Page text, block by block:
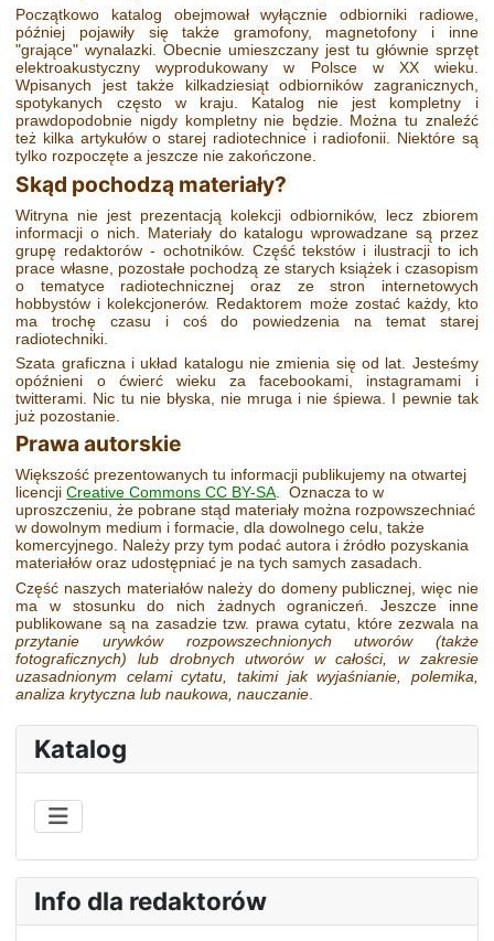
Początkowo katalog obejmował wyłącznie odbiorniki radiowe,
później pojawiły się także gramofony, magnetofony i inne
"grające" wynalazki. Obecnie umieszczany jest tu głównie sprzęt
elektroakustyczny wyprodukowany w Polsce w XX wieku.
Wpisanych jest także kilkadziesiąt odbiorników zagranicznych,
spotykanych często w kraju. Katalog nie jest kompletny i
prawdopodobnie nigdy kompletny nie będzie. Można tu znaleźć
też kilka artykułów o starej radiotechnice i radiofonii. Niektóre są
tylko rozpoczęte a jeszcze nie zakończone.
Skąd pochodzą materiały?
Witryna nie jest prezentacją kolekcji odbiorników, lecz zbiorem
informacji o nich. Materiały do katalogu wprowadzane są przez
grupę redaktorów - ochotników. Część tekstów i ilustracji to ich
prace własne, pozostałe pochodzą ze starych książek i czasopism
o tematyce radiotechnicznej oraz ze stron internetowych
hobbystów i kolekcjonerów. Redaktorem może zostać każdy, kto
ma trochę czasu i coś do powiedzenia na temat starej
radiotechniki.
Szata graficzna i układ katalogu nie zmienia się od lat. Jesteśmy
opóźnieni o ćwierć wieku za facebookami, instagramami i
twitterami. Nic tu nie błyska, nie mruga i nie śpiewa. I pewnie tak
już pozostanie.
Prawa autorskie
Większość prezentowanych tu informacji publikujemy na otwartej
licencjiCreative Commons CC BY-SA. Oznacza to w
uproszczeniu, że pobrane stąd materiały można rozpowszechniać
w dowolnym medium i formacie, dla dowolnego celu, także
komercyjnego. Należy przy tym podać autora i źródło pozyskania
materiałów oraz udostępniać je na tych samych zasadach.
Część naszych materiałów należy do domeny publicznej, więc nie
ma w stosunku do nich żadnych ograniczeń. Jeszcze inne
publikowane są na zasadzie tzw. prawa cytatu, które zezwala na
przytanie urywków rozpowszechnionych utworów (także
fotograficznych) lub drobnych utworów w całości, w zakresie
uzasadnionym celami cytatu, takimi jak wyjaśnianie, polemika,
analiza krytyczna lub naukowa, nauczanie
Katalog
Info dla redaktorów